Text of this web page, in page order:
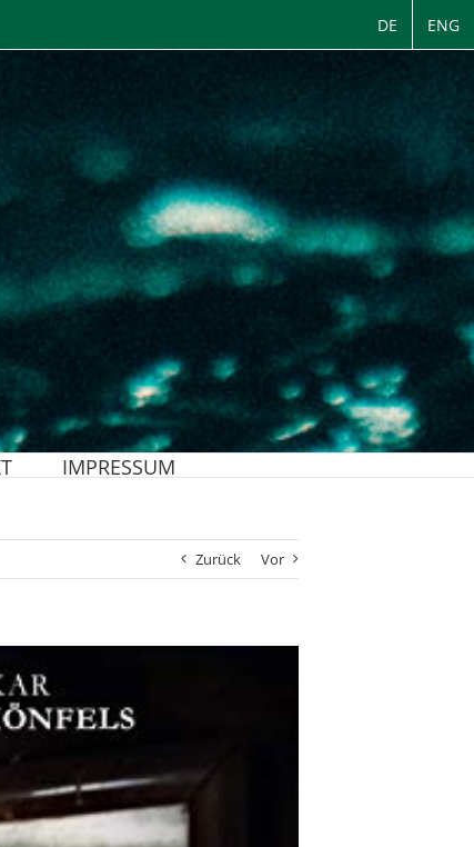
DE ENG
IMPRESSUM
Zurück Vor